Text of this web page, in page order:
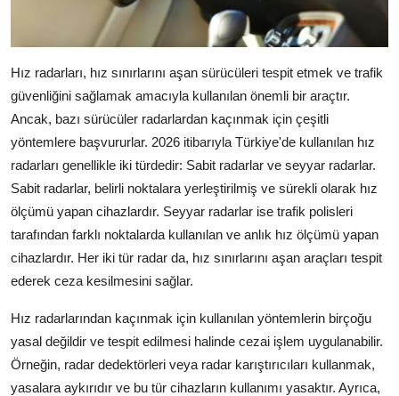
Hız radarları, hız sınırlarını aşan sürücüleri tespit etmek ve trafik
güvenliğini sağlamak amacıyla kullanılan önemli bir araçtır.
Ancak, bazı sürücüler radarlardan kaçınmak için çeşitli
yöntemlere başvururlar. 2026 itibarıyla Türkiye'de kullanılan hız
radarları genellikle iki türdedir: Sabit radarlar ve seyyar radarlar.
Sabit radarlar, belirli noktalara yerleştirilmiş ve sürekli olarak hız
ölçümü yapan cihazlardır. Seyyar radarlar ise trafik polisleri
tarafından farklı noktalarda kullanılan ve anlık hız ölçümü yapan
cihazlardır. Her iki tür radar da, hız sınırlarını aşan araçları tespit
ederek ceza kesilmesini sağlar.
Hız radarlarından kaçınmak için kullanılan yöntemlerin birçoğu
yasal değildir ve tespit edilmesi halinde cezai işlem uygulanabilir.
Örneğin, radar dedektörleri veya radar karıştırıcıları kullanmak,
yasalara aykırıdır ve bu tür cihazların kullanımı yasaktır. Ayrıca,